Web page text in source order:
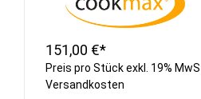
151,00 €*
Preis pro Stück exkl. 19%
Versandkosten